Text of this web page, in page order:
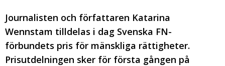
Journalisten och författaren Katarina
Wennstam tilldelas i dag Svenska FN-
förbundets pris för mänskliga rättigheter.
Prisutdelningen sker för första gången på